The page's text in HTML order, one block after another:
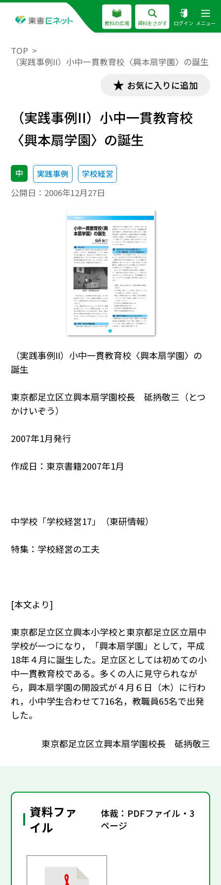
教科の広場 資料をさがす ログイン メニュー
TOP
（実践事例II）小中一貫教育校〈興本扇学園〉の誕生
お気に入りに追加
（実践事例II）小中一貫教育校
〈興本扇学園〉の誕生
中 実践事例 学校経営
公開日： 2006年12月27日
（実践事例II）小中一貫教育校〈興本扇学園〉の
誕生
東京都足立区立興本扇学園校長 砥抦敬三（とつ
かけいぞう）
2007年1月発行
作成日：東京書籍2007年1月
中学校「学校経営17」（東研情報）
特集：学校経営の工夫
[本文より]
東京都足立区立興本小学校と東京都足立区立扇中
学校が一つになり，「興本扇学園」として，平成
18年４月に誕生した。足立区としては初めての小
中一貫教育校である。多くの人に見守られなが
ら，興本扇学園の開設式が４月６日（木）に行わ
れ，小中学生合わせて716名，教職員65名で出発
した。
東京都足立区立興本扇学園校長 砥抦敬三
資料ファ
イル
体裁：PDFファイル・3
ページ